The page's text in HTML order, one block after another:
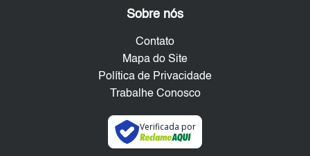
Sobre nós
Contato
Mapa do Site
Política de Privacidade
Trabalhe Conosco
Verificada por